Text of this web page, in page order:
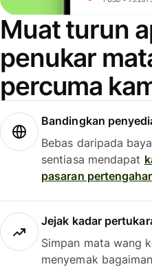
Muat turun
penukar
percuma
Bandingkan
Bebas daripada
sentiasa mendapat
pasaran
Jejak kadar
Simpan mata wang
menyemak